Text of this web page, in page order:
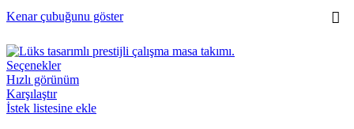
Kenar çubuğunu göster
Seçenekler
Hızlı görünüm
Karşılaştır
İstek listesine ekle